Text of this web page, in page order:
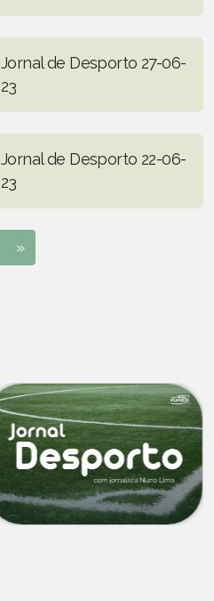
Jornal de Desporto 27-06-
23
Jornal de Desporto 22-06-
23
»